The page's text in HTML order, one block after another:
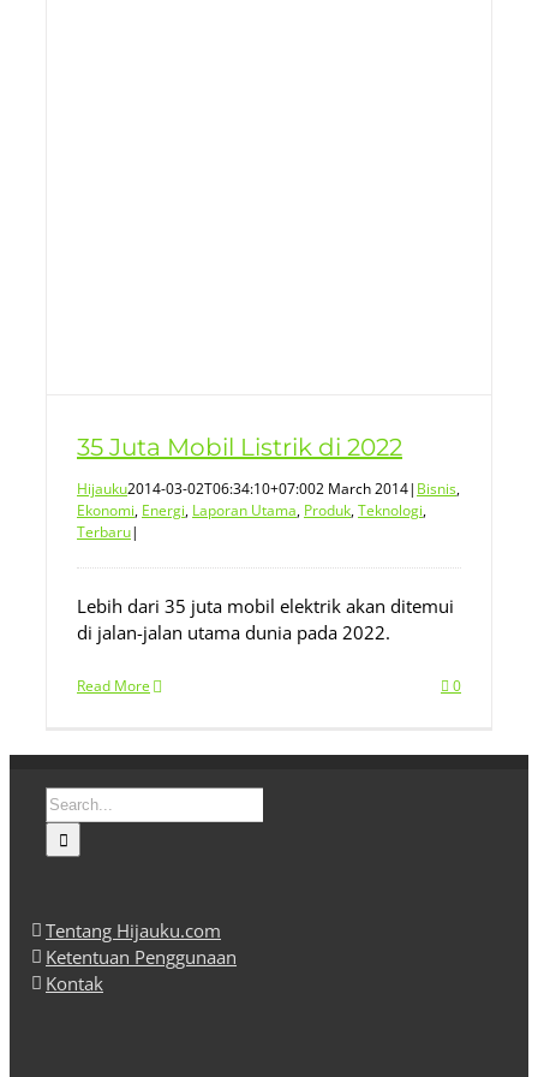
35 Juta Mobil Listrik di 2022
Hijauku2014-03-02T06:34:10+07:002 March 2014| Bisnis,
Ekonomi, Energi, Laporan Utama, Produk,Teknologi,
Terbaru|
Lebih dari 35 juta mobil elektrik akan ditemui
di jalan-jalan utama dunia pada 2022.
Read More 0
Search
for:
Tentang Hijauku.com
Ketentuan Penggunaan
Kontak